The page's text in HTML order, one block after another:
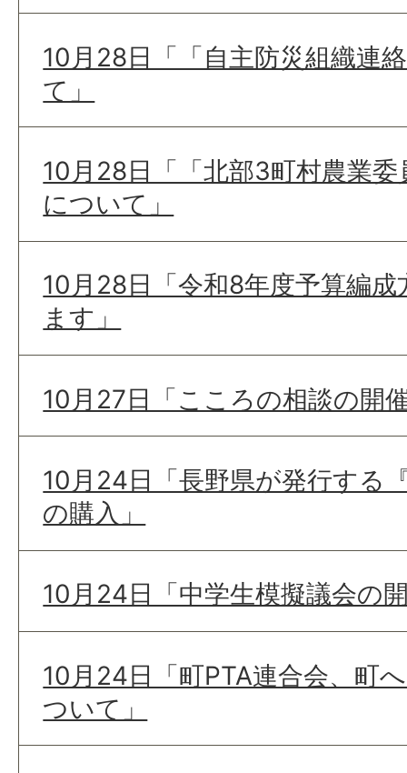
10月28日「「自主防災組織連
て」
10月28日「「北部3町村農業
について」
10月28日「令和8年度予算編
ます」
10月27日「こころの相談の開
10月24日「長野県が発行する
の購入」
10月24日「中学生模擬議会の
10月24日「町PTA連合会、町
ついて」